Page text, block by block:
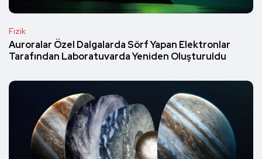
Fizik
Auroralar Özel Dalgalarda Sörf Yapan Elektronlar
Tarafından Laboratuvarda Yeniden Oluşturuldu